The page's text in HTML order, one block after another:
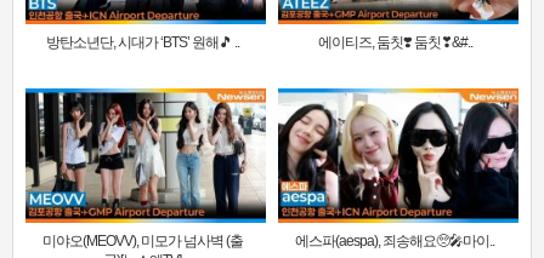
방탄소년단, 시대가 ‘BTS’ 원해🎵 .. 에이티즈, 둠칫❣️ 둠칫❣&#..
미야오(MEOVV), 미모가 넘사벽 (출
에스파(aespa), 죄송해요🥺🎤마이..